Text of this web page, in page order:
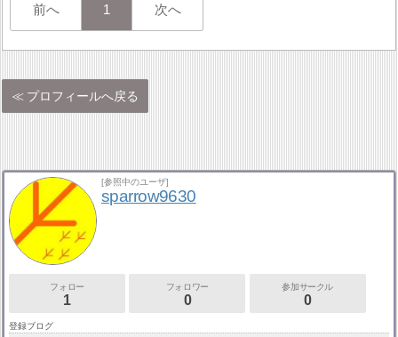
前へ 1 次へ
プロフィールへ戻る
[参照中のユーザ]
sparrow9630
フォロー
1
フォロワー
0
参加サークル
0
登録ブログ